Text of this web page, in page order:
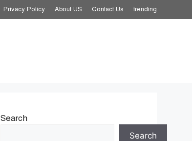
Privacy Policy About US Contact Us trending
Search
Search